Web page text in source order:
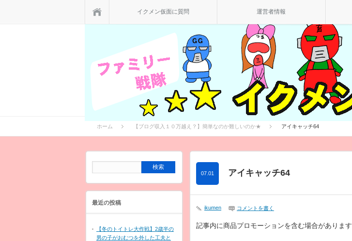
イクメン仮面に質問 運営者情報
ホーム 【ブログ収入１０万越え？】簡単なのか難しいのか★ アイキャッチ64
アイキャッチ64
07.01
ikumen コメントを書く
記事内に商品プロモーションを含む場合があります
最近の投稿
【冬のトイトレ大作戦】2歳半の
男の子がおむつを外した工夫と